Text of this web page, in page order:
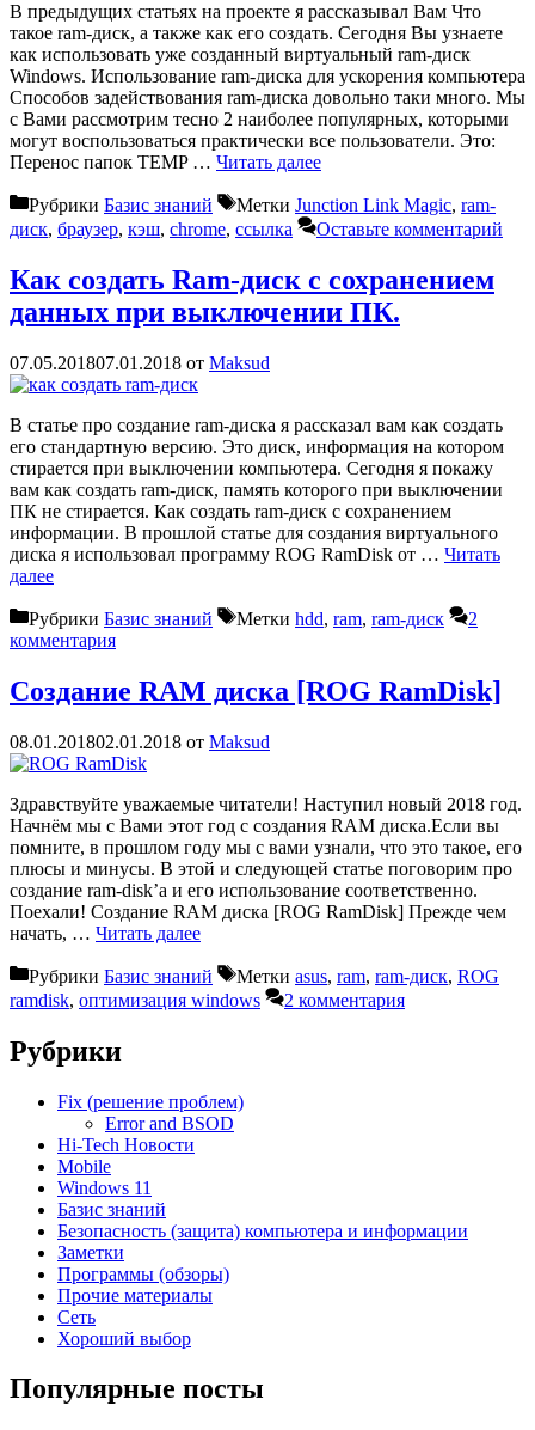
В предыдущих статьях на проекте я рассказывал Вам Что
такое ram-диск, а также как его создать. Сегодня Вы узнаете
как использовать уже созданный виртуальный ram-диск
Windows. Использование ram-диска для ускорения компьютера
Способов задействования ram-диска довольно таки много. Мы
с Вами рассмотрим тесно 2 наиболее популярных, которыми
могут воспользоваться практически все пользователи. Это:
Перенос папок TEMP … Читать далее
Рубрики Базис знаний Метки Junction Link Magic, ram-
диск, браузер, кэш, сhrome, ссылка Оставьте комментарий
Как создать Ram-диск с сохранением
данных при выключении ПК.
07.05.201807.01.2018 от Maksud
В статье про создание ram-диска я рассказал вам как создать
его стандартную версию. Это диск, информация на котором
стирается при выключении компьютера. Сегодня я покажу
вам как создать ram-диск, память которого при выключении
ПК не стирается. Как создать ram-диск с сохранением
информации. В прошлой статье для создания виртуального
диска я использовал программу ROG RamDisk от … Читать
далее
Рубрики Базис знаний Метки hdd, ram, ram-диск
2
комментария
Создание RAM диска [ROG RamDisk]
08.01.201802.01.2018 от Maksud
Здравствуйте уважаемые читатели! Наступил новый 2018 год.
Начнём мы с Вами этот год с создания RAM диска.Если вы
помните, в прошлом году мы с вами узнали, что это такое, его
плюсы и минусы. В этой и следующей статье поговорим про
создание ram-disk’а и его использование соответственно.
Поехали! Создание RAM диска [ROG RamDisk] Прежде чем
начать, … Читать далее
Рубрики Базис знаний Метки asus, ram, ram-диск, ROG
ramdisk, оптимизация windows 2 комментария
Рубрики
Fix (решение проблем)
Error and BSOD
Hi-Tech Новости
Mobile
Windows 11
Базис знаний
Безопасность (защита) компьютера и информации
Заметки
Программы (обзоры)
Прочие материалы
Сеть
Хороший выбор
Популярные посты